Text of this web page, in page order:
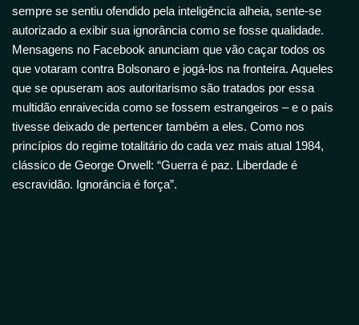
sempre se sentiu ofendido pela inteligência alheia, sente-se
autorizado a exibir sua ignorância como se fosse qualidade.
Mensagens no Facebook anunciam que vão caçar todos os
que votaram contra Bolsonaro e jogá-los na fronteira. Aqueles
que se opuseram aos autoritarismo são tratados por essa
multidão enraivecida como se fossem estrangeiros – e o país
tivesse deixado de pertencer também a eles. Como nos
princípios do regime totalitário do cada vez mais atual 1984,
clássico de George Orwell: “Guerra é paz. Liberdade é
escravidão. Ignorância é força”.